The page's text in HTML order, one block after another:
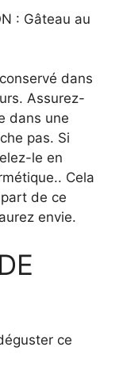
: Gâteau au
dans
Assurez-
dans une
pas. Si
le en
Cela
de ce
envie.
ce